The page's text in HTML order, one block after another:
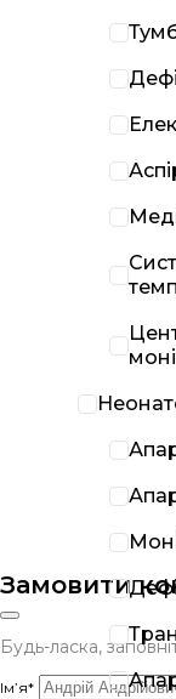
Замовити
Будь-ласка,
Ім’я*